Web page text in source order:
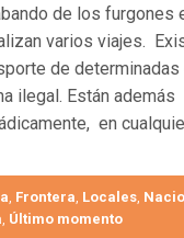
de los furgones
varios viajes.
de determinadas
ilegal. Están además
en
, Frontera, Locales,
, Último momento